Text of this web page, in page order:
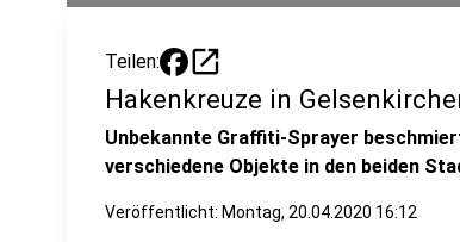
Teilen: open_in_new
Hakenkreuze in
Unbekannte Graffiti-Sprayer
verschiedene Objekte in den beiden
Veröffentlicht: Montag, 20.04.2020 16:12